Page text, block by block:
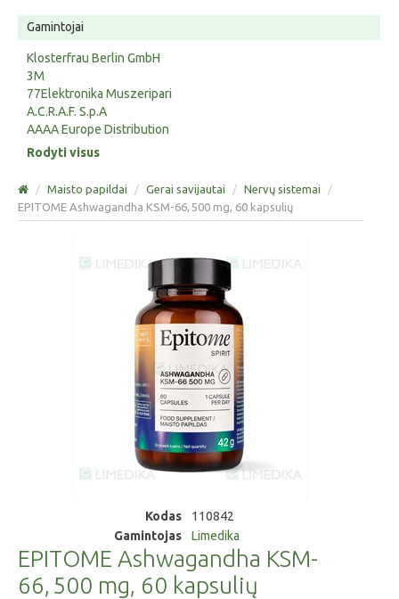
Gamintojai
Klosterfrau Berlin GmbH
3M
77Elektronika Muszeripari
A.C.R.A.F. S.p.A
AAAA Europe Distribution
Rodyti visus
/ Maisto papildai / Gerai savijautai / Nervų sistemai
/
EPITOME Ashwagandha KSM-66, 500 mg, 60 kapsulių
Kodas
110842
Gamintojas
Limedika
EPITOME Ashwagandha KSM-
66, 500 mg, 60 kapsulių